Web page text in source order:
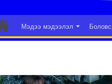
Мэдээ мэдээлэл